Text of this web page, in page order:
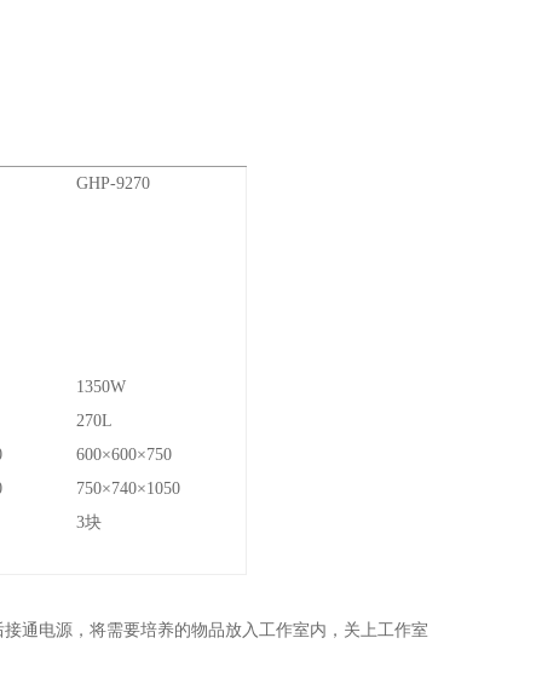
GHP-9270
1350W
270L
600×600×750
750×740×1050
3块
通电源，将需要培养的物品放入工作室内，关上工作室